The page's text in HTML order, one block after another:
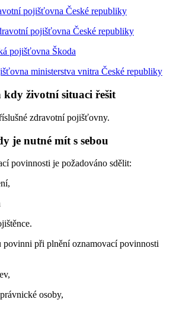
pojišťovna České republiky
pojišťovna České republiky
pojišťovna Škoda
ministerstva vnitra České republiky
kdy životní situaci řešit
zdravotní pojišťovny.
je nutné mít s sebou
povinnosti je požadováno sdělit:
povinni při plnění oznamovací povinnosti
osoby,